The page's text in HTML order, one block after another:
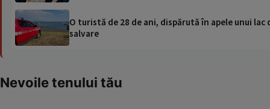
O turistă de 28 de ani, dispărută în apele unui
salvare
Nevoile tenului tău